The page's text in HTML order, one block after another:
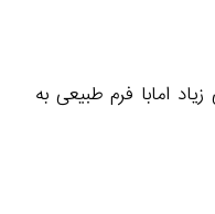
امابا فرم طبیعی به